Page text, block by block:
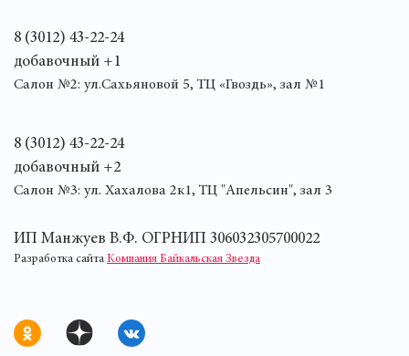
8 (3012) 43-22-24
добавочный +1
Салон №2: ул.Сахьяновой 5, ТЦ «Гвоздь», зал №1
8 (3012) 43-22-24
добавочный +2
Салон №3: ул. Хахалова 2к1, ТЦ "Апельсин", зал 3
ИП Манжуев В.Ф. ОГРНИП 306032305700022
Разработка сайта Компания Байкальская Звезда